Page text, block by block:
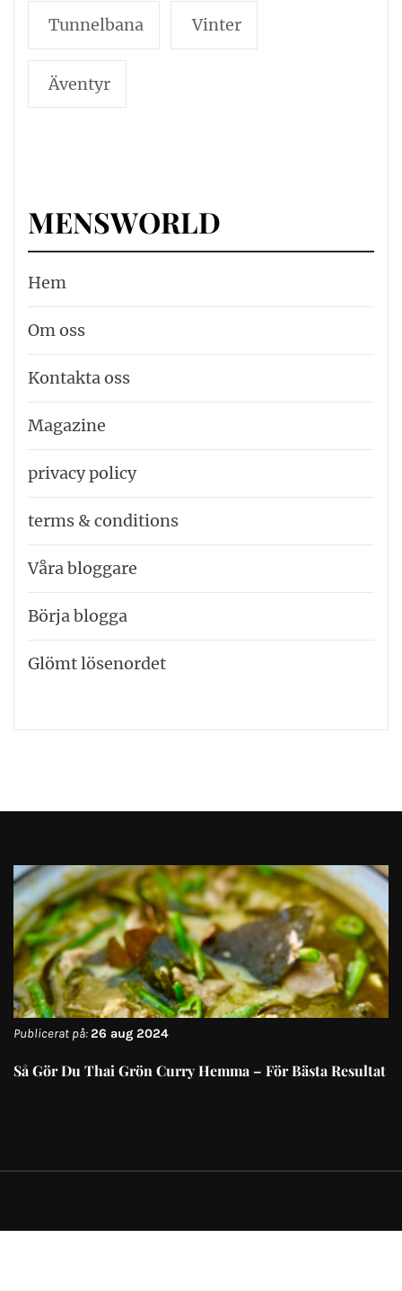
Tunnelbana Vinter
Äventyr
MENSWORLD
Hem
Om oss
Kontakta oss
Magazine
privacy policy
terms & conditions
Våra bloggare
Börja blogga
Glömt lösenordet
Publicerat på:26 aug 2024
Så Gör Du Thai Grön Curry Hemma – För Bästa Resultat